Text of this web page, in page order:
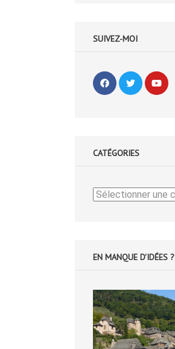
SUIVEZ-MOI
CATÉGORIES
Catégories
EN MANQUE D'IDÉES ?